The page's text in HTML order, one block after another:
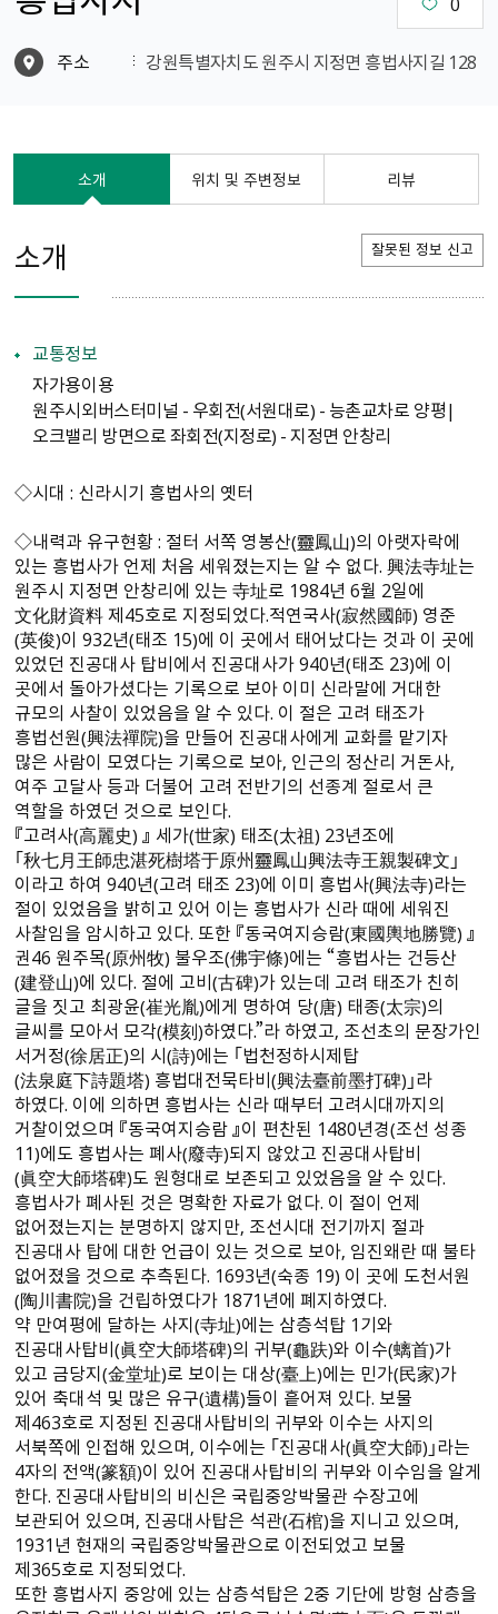
주소 강원특별자치도 원주시 지정면 흥법사지길 128
소개 위치 및 주변정보 리뷰
소개 잘못된 정보 신고
교통정보
자가용이용
원주시외버스터미널 - 우회전（서원대로） - 능촌교차로 양평|
오크밸리 방면으로 좌회전（지정로） - 지정면 안창리
◇시대 : 신라시기 흥법사의 옛터
◇내력과 유구현황 : 절터 서쪽 영봉산（靈鳳山）의 아랫자락에
있는 흥법사가 언제 처음 세워졌는지는 알 수 없다. 興法寺址는
원주시 지정면 안창리에 있는 寺址로 1984년 6월 2일에
文化財資料 제45호로 지정되었다.적연국사（寂然國師） 영준
（英俊）이 932년（태조 15）에 이 곳에서 태어났다는 것과 이 곳에
있었던 진공대사 탑비에서 진공대사가 940년（태조 23）에 이
곳에서 돌아가셨다는 기록으로 보아 이미 신라말에 거대한
규모의 사찰이 있었음을 알 수 있다. 이 절은 고려 태조가
흥법선원（興法禪院）을 만들어 진공대사에게 교화를 맡기자
많은 사람이 모였다는 기록으로 보아, 인근의 정산리 거돈사,
여주 고달사 등과 더불어 고려 전반기의 선종계 절로서 큰
역할을 하였던 것으로 보인다.
『고려사（高麗史） 』 세가（世家） 태조（太祖） 23년조에
｢秋七月王師忠湛死樹塔于原州靈鳳山興法寺王親製碑文｣
이라고 하여 940년（고려 태조 23）에 이미 흥법사（興法寺）라는
절이 있었음을 밝히고 있어 이는 흥법사가 신라 때에 세워진
사찰임을 암시하고 있다. 또한 『동국여지승람（東國輿地勝覽） 』
권46 원주목（原州牧） 불우조（佛宇條）에는 “흥법사는 건등산
（建登山）에 있다. 절에 고비（古碑）가 있는데 고려 태조가 친히
글을 짓고 최광윤（崔光胤）에게 명하여 당（唐） 태종（太宗）의
글씨를 모아서 모각（模刻）하였다.”라 하였고, 조선초의 문장가인
서거정（徐居正）의 시（詩）에는 ｢법천정하시제탑
（法泉庭下詩題塔） 흥법대전묵타비（興法臺前墨打碑）｣라
하였다. 이에 의하면 흥법사는 신라 때부터 고려시대까지의
거찰이었으며 『동국여지승람 』이 편찬된 1480년경（조선 성종
11）에도 흥법사는 폐사（廢寺）되지 않았고 진공대사탑비
（眞空大師塔碑）도 원형대로 보존되고 있었음을 알 수 있다.
흥법사가 폐사된 것은 명확한 자료가 없다. 이 절이 언제
없어졌는지는 분명하지 않지만, 조선시대 전기까지 절과
진공대사 탑에 대한 언급이 있는 것으로 보아, 임진왜란 때 불타
없어졌을 것으로 추측된다. 1693년（숙종 19） 이 곳에 도천서원
（陶川書院）을 건립하였다가 1871년에 폐지하였다.
약 만여평에 달하는 사지（寺址）에는 삼층석탑 1기와
진공대사탑비（眞空大師塔碑）의 귀부（龜趺）와 이수（螭首）가
있고 금당지（金堂址）로 보이는 대상（臺上）에는 민가（民家）가
있어 축대석 및 많은 유구（遺構）들이 흩어져 있다. 보물
제463호로 지정된 진공대사탑비의 귀부와 이수는 사지의
서북쪽에 인접해 있으며, 이수에는 ｢진공대사（眞空大師）｣라는
4자의 전액（篆額）이 있어 진공대사탑비의 귀부와 이수임을 알게
한다. 진공대사탑비의 비신은 국립중앙박물관 수장고에
보관되어 있으며, 진공대사탑은 석관（石棺）을 지니고 있으며,
1931년 현재의 국립중앙박물관으로 이전되었고 보물
제365호로 지정되었다.
또한 흥법사지 중앙에 있는 삼층석탑은 2중 기단에 방형 삼층을